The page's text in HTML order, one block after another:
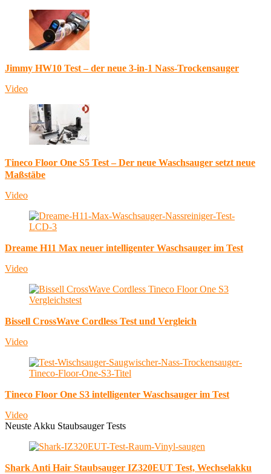
Jimmy HW10 Test – der neue 3-in-1 Nass-Trockensauger
Video
Tineco Floor One S5 Test – Der neue Waschsauger setzt neue
Maßstäbe
Video
Dreame H11 Max neuer intelligenter Waschsauger im Test
Video
Bissell CrossWave Cordless Test und Vergleich
Video
Tineco Floor One S3 intelligenter Waschsauger im Test
Video
Neuste Akku Staubsauger Tests
Shark Anti Hair Staubsauger IZ320EUT Test, Wechselakku